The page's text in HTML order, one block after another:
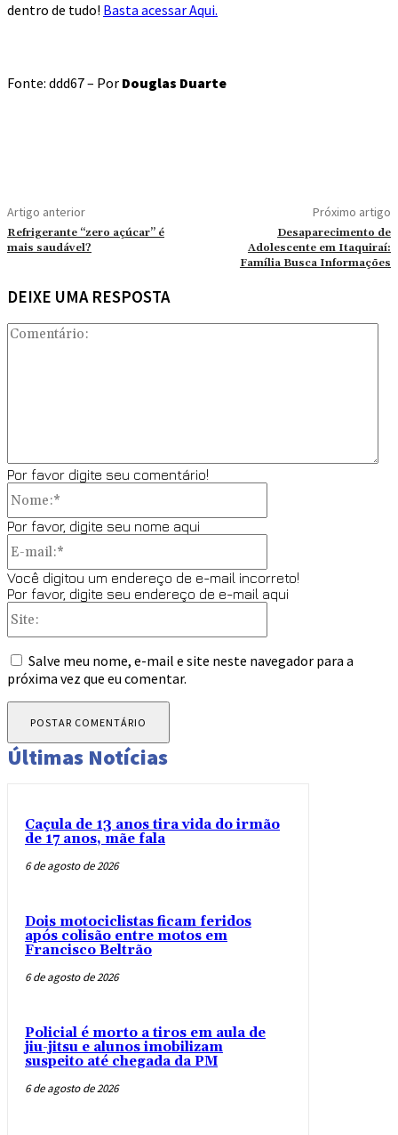
dentro de tudo! Basta acessar Aqui.
Fonte: ddd67 – Por Douglas Duarte
Artigo anterior
Refrigerante “zero açúcar” é
mais saudável?
Próximo artigo
Desaparecimento de
Adolescente em Itaquiraí:
Família Busca Informações
DEIXE UMA RESPOSTA
Por favor digite seu comentário!
Por favor, digite seu nome aqui
Você digitou um endereço de e-mail incorreto!
Por favor, digite seu endereço de e-mail aqui
Salve meu nome, e-mail e site neste navegador para a
próxima vez que eu comentar.
Últimas Notícias
Caçula de 13 anos tira vida do irmão
de 17 anos, mãe fala
6 de agosto de 2026
Dois motociclistas ficam feridos
após colisão entre motos em
Francisco Beltrão
6 de agosto de 2026
Policial é morto a tiros em aula de
jiu-jitsu e alunos imobilizam
suspeito até chegada da PM
6 de agosto de 2026